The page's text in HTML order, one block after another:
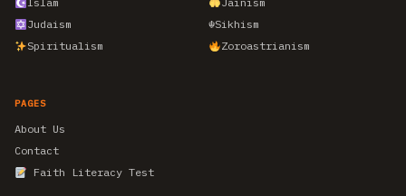
Judaism
☬Sikhism
Spiritualism
Zoroastrianism
PAGES
About Us
Contact
Faith Literacy Test